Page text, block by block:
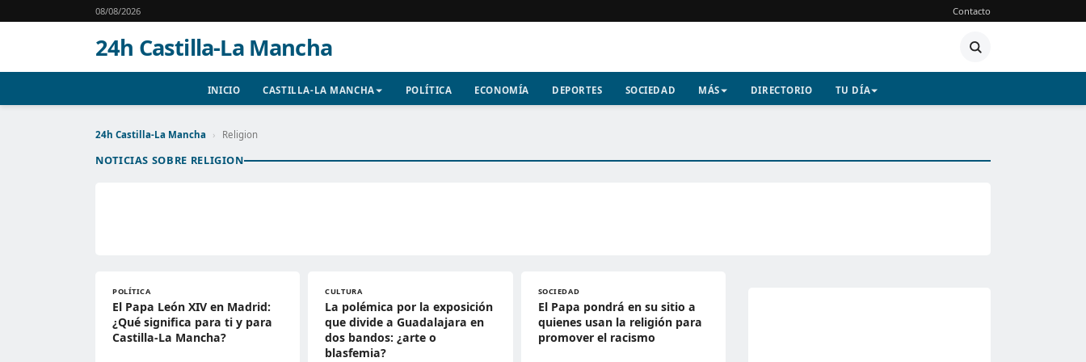
08/08/2026 Contacto
24h Castilla-La Mancha
INICIO CASTILLA-LA MANCHA POLÍTICA ECONOMÍA DEPORTES SOCIEDAD MÁS DIRECTORIO TU DÍA
24h Castilla-La Mancha › Religion
NOTICIAS SOBRE RELIGION
POLÍTICA
El Papa León XIV en Madrid:
¿Qué significa para ti y para
Castilla-La Mancha?
CULTURA
La polémica por la exposición
que divide a Guadalajara en
dos bandos: ¿arte o
blasfemia?
SOCIEDAD
El Papa pondrá en su sitio a
quienes usan la religión para
promover el racismo